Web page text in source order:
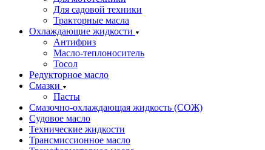
Для садовой техники
Тракторные масла
Охлаждающие жидкости
Антифриз
Масло-теплоноситель
Тосол
Редукторное масло
Смазки
Пасты
Смазочно-охлаждающая жидкость (СОЖ)
Судовое масло
Технические жидкости
Трансмиссионное масло